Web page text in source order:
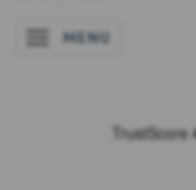
NAVIGATIE IN-/
MENU